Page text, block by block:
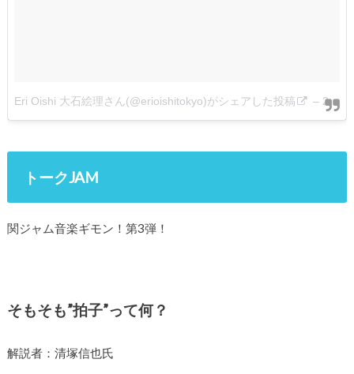
Eri Oishi 大石絵理さん(@erioishitokyo)がシェアした投稿 – 2月 27, 2018 at 10:38午後 PST
トークJAM
関ジャム音楽ギモン！第3弾！
そもそも”拍子”って何？
解説者：清塚信也氏